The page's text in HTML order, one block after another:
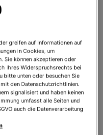
In den Warenkorb
greifen auf Informationen auf
in Cookies, um
Sie können akzeptieren oder
Ihres Widerspruchsrechts bei
bitte unten oder besuchen Sie
den Datenschutzrichtlinien.
signalisiert und haben keinen
umfasst alle Seiten und
auch die Datenverarbeitung